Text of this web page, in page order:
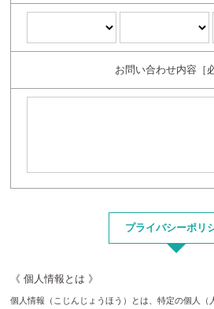
お問い合わせ内容［
プライバシーポリ
《 個人情報とは 》
個人情報（こじんじょうほう）とは、特定の個人（